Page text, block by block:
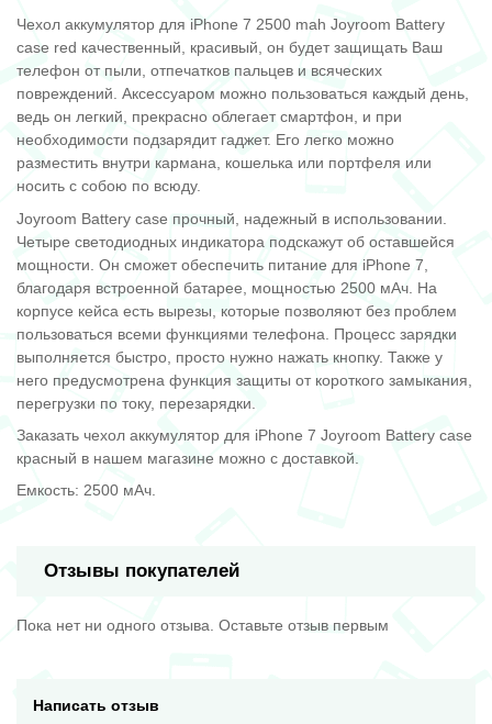
Чехол аккумулятор для iPhone 7 2500 mah Joyroom Battery
case red качественный, красивый, он будет защищать Ваш
телефон от пыли, отпечатков пальцев и всяческих
повреждений. Аксессуаром можно пользоваться каждый день,
ведь он легкий, прекрасно облегает смартфон, и при
необходимости подзарядит гаджет. Его легко можно
разместить внутри кармана, кошелька или портфеля или
носить с собою по всюду.
Joyroom Battery case прочный, надежный в использовании.
Четыре светодиодных индикатора подскажут об оставшейся
мощности. Он сможет обеспечить питание для iPhone 7,
благодаря встроенной батарее, мощностью 2500 мАч. На
корпусе кейса есть вырезы, которые позволяют без проблем
пользоваться всеми функциями телефона. Процесс зарядки
выполняется быстро, просто нужно нажать кнопку. Также у
него предусмотрена функция защиты от короткого замыкания,
перегрузки по току, перезарядки.
Заказать чехол аккумулятор для iPhone 7 Joyroom Battery case
красный в нашем магазине можно с доставкой.
Емкость: 2500 мАч.
Отзывы покупателей
Пока нет ни одного отзыва. Оставьте отзыв первым
Написать отзыв